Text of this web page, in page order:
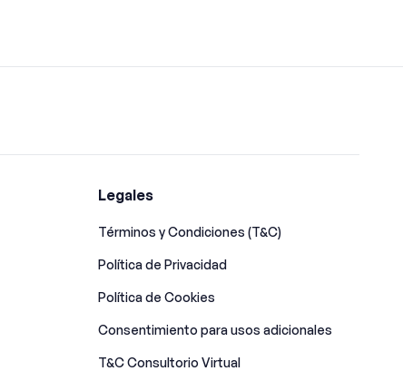
Legales
Términos y Condiciones (T&C)
Política de Privacidad
Política de Cookies
Consentimiento para usos adicionales
T&C Consultorio Virtual